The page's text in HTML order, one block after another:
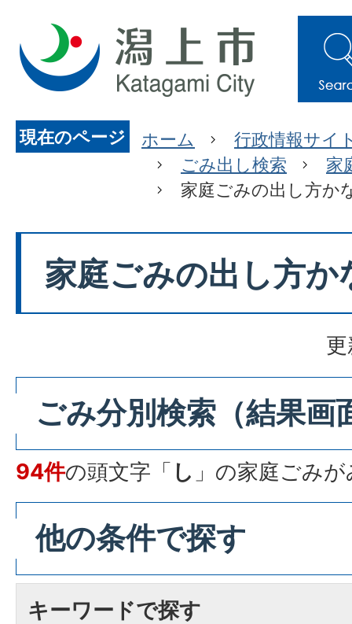
現在のページ ホーム
行政情報サイ
ごみ出し検索
家
家庭ごみの出し方か
家庭ごみの出し方か
ごみ分別検索 （結果画
94件の頭文字「 し 」の家庭ごみが
他の条件で探す
キーワードで探す